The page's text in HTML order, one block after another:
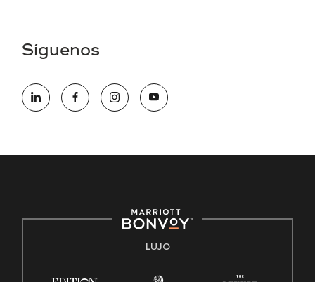
electrónico hqaffirmativeaction@marriott.com
oportunidades que se compromete a contratar una fuerza
de trabajo diversa y a mantener una cultura inclusiva.
Derecho a trabajar inglés/español
Conozca sus derechos
Ley de licencia familiar y médica (FMLA)
Síguenos
LUJO